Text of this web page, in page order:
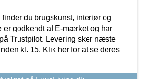
du brugskunst, interiør og
er godkendt af E-mærket og har
Trustpilot. Levering sker næste
kl. 15. Klik her for at se deres